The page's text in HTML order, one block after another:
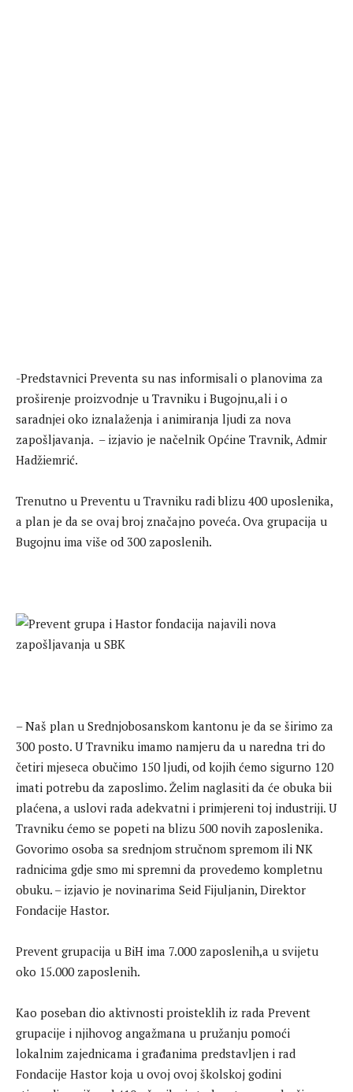
-Predstavnici Preventa su nas informisali o planovima za
proširenje proizvodnje u Travniku i Bugojnu,ali i o
saradnjei oko iznalaženja i animiranja ljudi za nova
zapošljavanja. – izjavio je načelnik Općine Travnik, Admir
Hadžiemrić.
Trenutno u Preventu u Travniku radi blizu 400 uposlenika,
a plan je da se ovaj broj značajno poveća. Ova grupacija u
Bugojnu ima više od 300 zaposlenih.
– Naš plan u Srednjobosanskom kantonu je da se širimo za
300 posto. U Travniku imamo namjeru da u naredna tri do
četiri mjeseca obučimo 150 ljudi, od kojih ćemo sigurno 120
imati potrebu da zaposlimo. Želim naglasiti da će obuka bii
plaćena, a uslovi rada adekvatni i primjereni toj industriji. U
Travniku ćemo se popeti na blizu 500 novih zaposlenika.
Govorimo osoba sa srednjom stručnom spremom ili NK
radnicima gdje smo mi spremni da provedemo kompletnu
obuku. – izjavio je novinarima Seid Fijuljanin, Direktor
Fondacije Hastor.
Prevent grupacija u BiH ima 7.000 zaposlenih,a u svijetu
oko 15.000 zaposlenih.
Kao poseban dio aktivnosti proisteklih iz rada Prevent
grupacije i njihovog angažmana u pružanju pomoći
lokalnim zajednicama i građanima predstavljen i rad
Fondacije Hastor koja u ovoj ovoj školskoj godini